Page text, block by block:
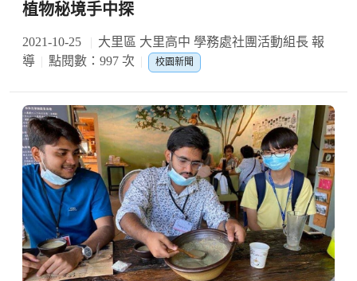
植物秘境手中探
2021-10-25
大里區 大里高中 學務處社團活動組長 報
導
點閱數：997 次 校園新聞